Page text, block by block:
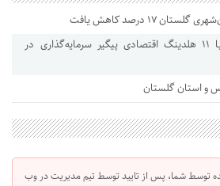
۱۷ درصد کاهش یافت
استاندار: بابک زنجانی با ۱۱ هلدینگ اقتصادی پیگیر سرمایه‌گذاری در
و استان گلستان
توسط شما، پس از تایید توسط تیم مدیریت در وب